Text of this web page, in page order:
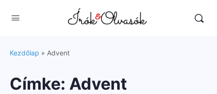
Kezdőlap » Advent
Címke: Advent